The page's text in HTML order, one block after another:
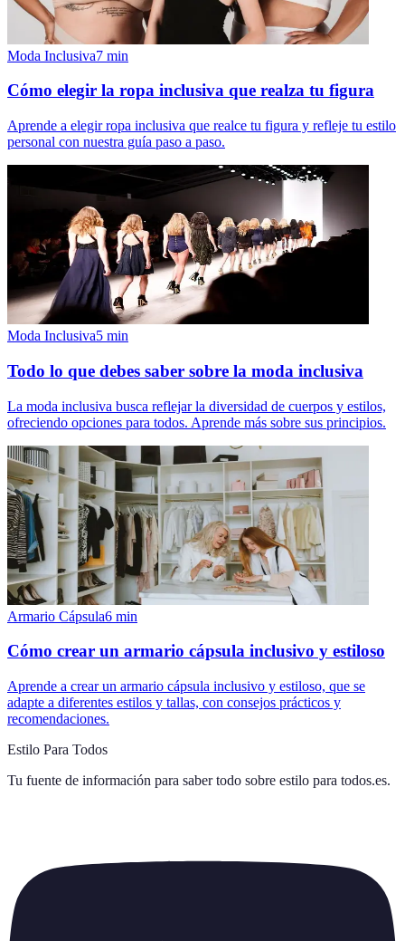
Moda Inclusiva7 min
Cómo elegir la ropa inclusiva que realza tu figura
Aprende a elegir ropa inclusiva que realce tu figura y refleje tu estilo
personal con nuestra guía paso a paso.
Moda Inclusiva5 min
Todo lo que debes saber sobre la moda inclusiva
La moda inclusiva busca reflejar la diversidad de cuerpos y estilos,
ofreciendo opciones para todos. Aprende más sobre sus principios.
Armario Cápsula6 min
Cómo crear un armario cápsula inclusivo y estiloso
Aprende a crear un armario cápsula inclusivo y estiloso, que se
adapte a diferentes estilos y tallas, con consejos prácticos y
recomendaciones.
Estilo Para Todos
Tu fuente de información para saber todo sobre estilo para todos.es.